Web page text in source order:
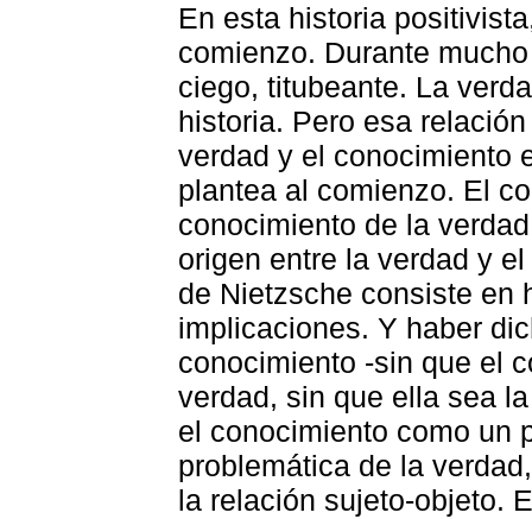
En esta historia
comienzo. Durante
ciego, titubeante. La
historia. Pero esa
verdad y el conocimiento
plantea al comienzo. El
conocimiento de la
origen entre la verdad y
de Nietzsche consiste en
implicaciones. Y haber
conocimiento -sin que el
verdad, sin que ella sea
el conocimiento como un
problemática de la
la relación sujeto-objeto.